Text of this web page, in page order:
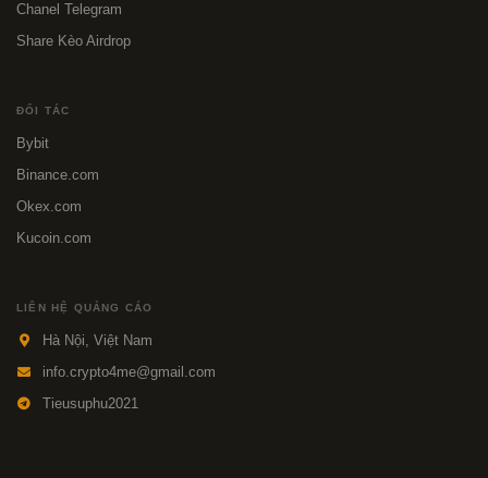
Chanel Telegram
Share Kèo Airdrop
ĐỐI TÁC
Bybit
Binance.com
Okex.com
Kucoin.com
LIÊN HỆ QUẢNG CÁO
Hà Nội, Việt Nam
info.crypto4me@gmail.com
Tieusuphu2021